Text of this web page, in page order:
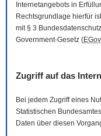
Internetangebots in
Rechtsgrundlage hierfür
mit § 3
Government-Gesetz (
Zugriff auf das
Bei jedem Zugriff eines
Statistischen
Daten über diesen